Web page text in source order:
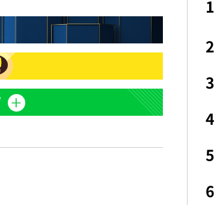
2
"창 3개 띄워도 답답함 없네"…'폴드8 울트
라', 일주일 써보니
3
英유명 여배우, 큰 교통사고서 기아차 덕에
살았다
4
[속보]뉴욕증시 상승 마감…S&P 0.6% 나스
5
김도영·곽빈·안현민…오승환·니퍼트가 콕
1
2
3
4
5
6